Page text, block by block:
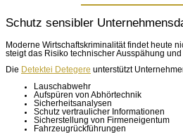
Schutz sensibler
Moderne Wirtschaftskriminalität findet heute
steigt das Risiko technischer Ausspähung und
Die Detektei Detegere unterstützt
Lauschabwehr
Aufspüren von Abhörtechnik
Sicherheitsanalysen
Schutz vertraulicher Informationen
Sicherstellung von Firmeneigentum
Fahrzeugrückführungen